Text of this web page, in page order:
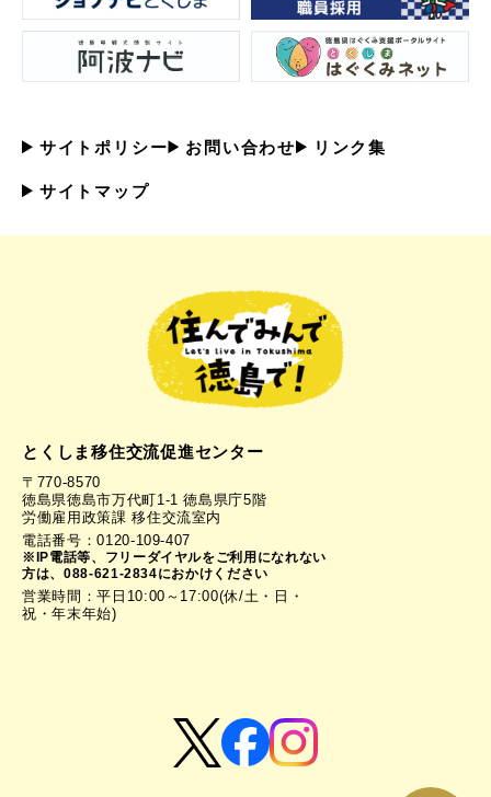
サイトポリシー お問い合わせ リンク集
サイトマップ
とくしま移住交流促進センター
〒770-8570
徳島県徳島市万代町1-1 徳島県庁5階
労働雇用政策課 移住交流室内
電話番号：0120-109-407
※IP電話等、フリーダイヤルをご利用になれない
方は、088-621-2834におかけください
営業時間：平日10:00～17:00(休/土・日・
祝・年末年始)